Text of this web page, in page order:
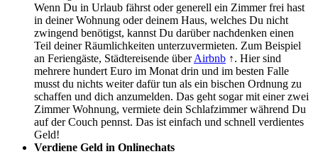
Wenn Du in Urlaub fährst oder generell ein Zimmer frei hast
in deiner Wohnung oder deinem Haus, welches Du nicht
zwingend benötigst, kannst Du darüber nachdenken einen
Teil deiner Räumlichkeiten unterzuvermieten. Zum Beispiel
an Feriengäste, Städtereisende überAirbnb ↑. Hier sind
mehrere hundert Euro im Monat drin und im besten Falle
musst du nichts weiter dafür tun als ein bischen Ordnung zu
schaffen und dich anzumelden. Das geht sogar mit einer zwei
Zimmer Wohnung, vermiete dein Schlafzimmer während Du
auf der Couch pennst. Das ist einfach und schnell verdientes
Geld!
Verdiene Geld in Onlinechats